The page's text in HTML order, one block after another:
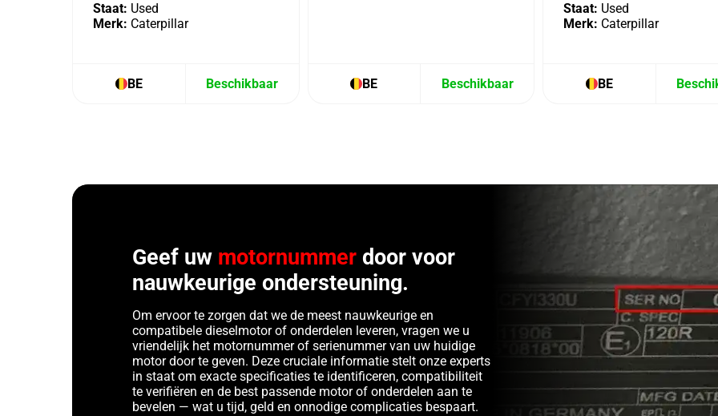
Staat: Used
Merk: Caterpillar
BE Beschikbaar BE Beschikbaar
Staat: Used
Merk: Caterpillar
BE
Geef uw motornummer door voor
nauwkeurige ondersteuning.
Om ervoor te zorgen dat we de meest nauwkeurige en
compatibele dieselmotor of onderdelen leveren, vragen we u
vriendelijk het motornummer of serienummer van uw huidige
motor door te geven. Deze cruciale informatie stelt onze experts
in staat om exacte specificaties te identificeren, compatibiliteit
te verifiëren en de best passende motor of onderdelen aan te
bevelen — wat u tijd, geld en onnodige complicaties bespaart.